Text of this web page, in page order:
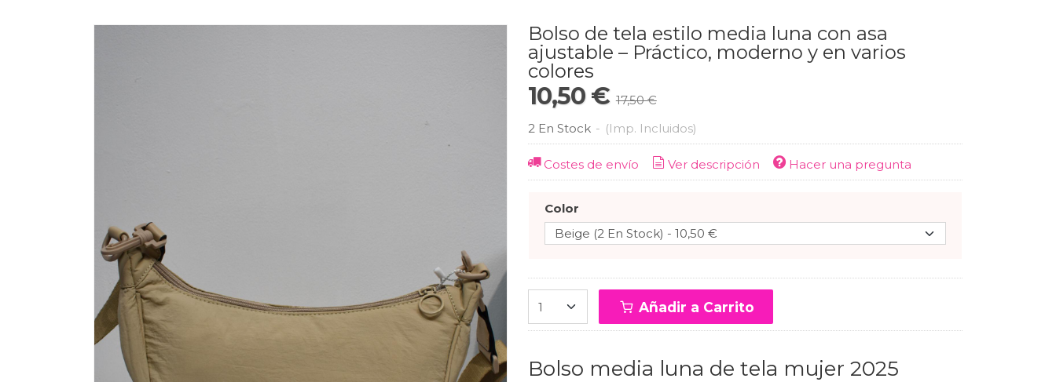
Bolso de tela estilo media luna con asa
ajustable – Práctico, moderno y en varios
colores
10,50 € 17,50 €
2 En Stock - (Imp. Incluidos)
Costes de envío Ver descripción Hacer una pregunta
Color
Añadir a Carrito
Bolso media luna de tela mujer 2025